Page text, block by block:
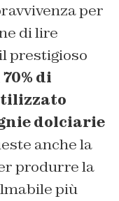
per
di lire
prestigioso
di
dolciarie
anche la
produrre la
più